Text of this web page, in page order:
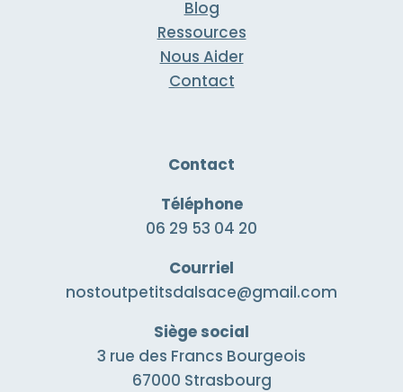
Blog
Ressources
Nous Aider
Contact
Contact
Téléphone
06 29 53 04 20
Courriel
nostoutpetitsdalsace@gmail.com
Siège social
3 rue des Francs Bourgeois
67000 Strasbourg